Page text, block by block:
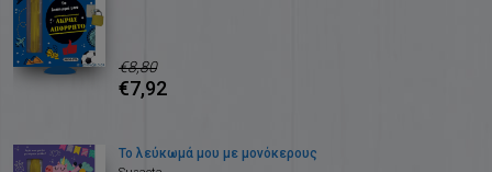
€8,80
€7,92
Το λεύκωμά μου με μονόκερους